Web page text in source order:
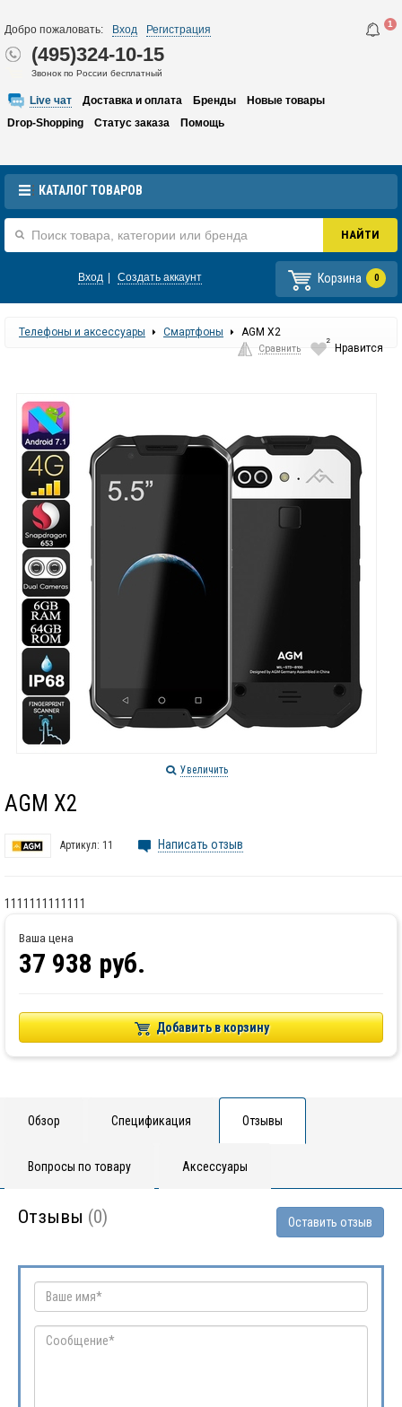
Добро пожаловать: Вход Регистрация 1
(495)324-10-15
Звонок по России бесплатный
Live чат Доставка и оплата Бренды
Новые товары
Drop-Shopping
Статус заказа Помощь
КАТАЛОГ ТОВАРОВ
Вход Создать аккаунт Корзина 0
Телефоны и аксессуары Смартфоны AGM X2
Сравнить
2
Нравится
Увеличить
AGM X2
Артикул: 11 Написать отзыв
1111111111111
Ваша цена
37 938 руб.
Добавить в корзину
Обзор Спецификация Отзывы
Вопросы по товару Аксессуары
Оставить отзыв
Отзывы (0)